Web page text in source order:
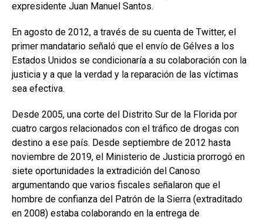
expresidente Juan Manuel Santos.
En agosto de 2012, a través de su cuenta de Twitter, el
primer mandatario señaló que el envío de Gélves a los
Estados Unidos se condicionaría a su colaboración con la
justicia y a que la verdad y la reparación de las víctimas
sea efectiva.
Desde 2005, una corte del Distrito Sur de la Florida por
cuatro cargos relacionados con el tráfico de drogas con
destino a ese país. Desde septiembre de 2012 hasta
noviembre de 2019, el Ministerio de Justicia prorrogó en
siete oportunidades la extradición del Canoso
argumentando que varios fiscales señalaron que el
hombre de confianza del Patrón de la Sierra (extraditado
en 2008) estaba colaborando en la entrega de